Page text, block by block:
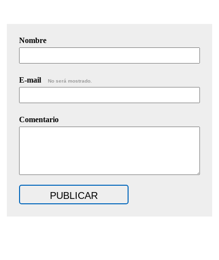
Nombre
E-mail No será mostrado.
Comentario